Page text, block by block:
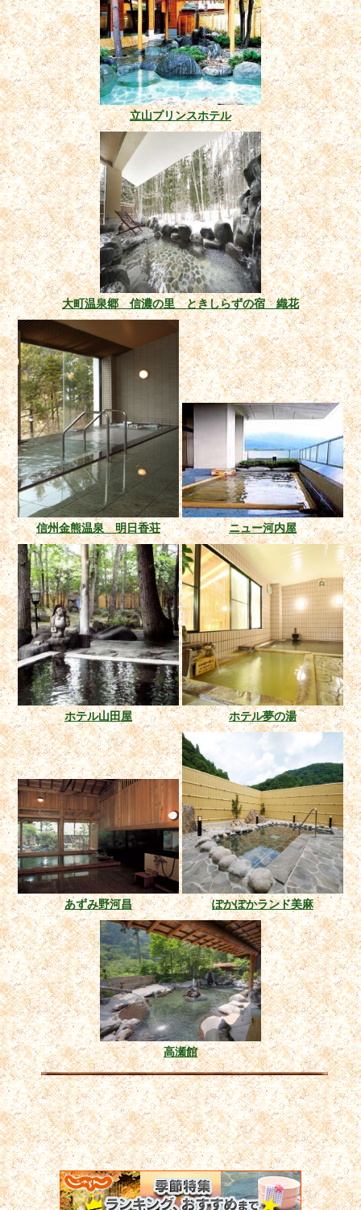
立山プリンスホテル
大町温泉郷 信濃の里 ときしらずの宿 織花
信州金熊温泉 明日香荘 ニュー河内屋
ホテル山田屋 ホテル夢の湯
あずみ野河昌 ぽかぽかランド美麻
高瀬館